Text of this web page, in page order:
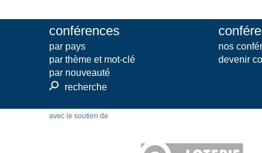
conférences
par pays
par thème et mot-clé
par nouveauté
⚲ recherche
nos
devenir
avec le soutien de